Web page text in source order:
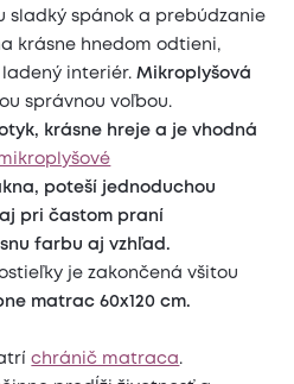
sladký spánok a prebúdzanie
krásne hnedom odtieni,
interiér.Mikroplyšová
správnou voľbou.
krásne hreje a je vhodná
poteší jednoduchou
pri častom praní
farbu aj vzhľad.
je zakončená všitou
matrac 60x120 cm.
chránič matraca.